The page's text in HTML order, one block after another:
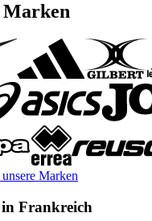
Marken
Marken
Frankreich